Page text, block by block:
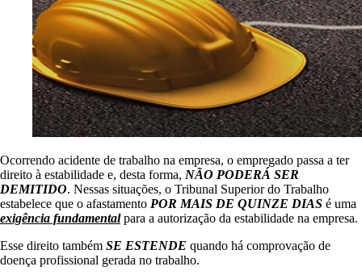
Ocorrendo acidente de trabalho na empresa, o empregado passa a ter
direito à estabilidade e, desta forma, NÃO PODERÁ SER
DEMITIDO. Nessas situações, o Tribunal Superior do Trabalho
estabelece que o afastamento POR MAIS DE QUINZE DIAS é uma
exigência fundamentalpara a autorização da estabilidade na empresa.
Esse direito também SE ESTENDE quando há comprovação de
doença profissional gerada no trabalho.